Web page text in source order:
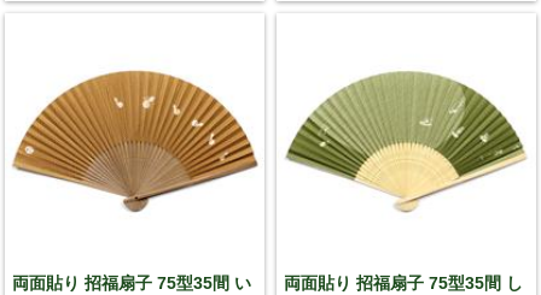
両面貼り 招福扇子 75型35間 い
両面貼り 招福扇子 75型35間 し